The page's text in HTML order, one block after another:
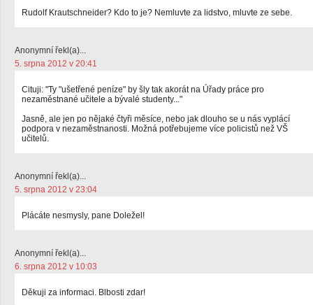
Rudolf Krautschneider? Kdo to je? Nemluvte za lidstvo, mluvte ze sebe.
Anonymní řekl(a)...
5. srpna 2012 v 20:41
Cituji: "Ty "ušetřené peníze" by šly tak akorát na Úřady práce pro
nezaměstnané učitele a bývalé studenty..."
Jasně, ale jen po nějaké čtyři měsíce, nebo jak dlouho se u nás vyplácí
podpora v nezaměstnanosti. Možná potřebujeme více policistů než VŠ
učitelů.
Anonymní řekl(a)...
5. srpna 2012 v 23:04
Plácáte nesmysly, pane Doležel!
Anonymní řekl(a)...
6. srpna 2012 v 10:03
Děkuji za informaci. Blbosti zdar!